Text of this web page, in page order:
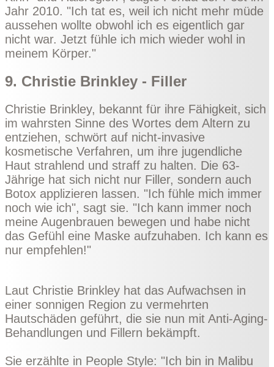
Jahr 2010. "Ich tat es, weil ich nicht mehr müde
aussehen wollte obwohl ich es eigentlich gar
nicht war. Jetzt fühle ich mich wieder wohl in
meinem Körper."
9. Christie Brinkley - Filler
Christie Brinkley, bekannt für ihre Fähigkeit, sich
im wahrsten Sinne des Wortes dem Altern zu
entziehen, schwört auf nicht-invasive
kosmetische Verfahren, um ihre jugendliche
Haut strahlend und straff zu halten. Die 63-
Jährige hat sich nicht nur Filler, sondern auch
Botox applizieren lassen. "Ich fühle mich immer
noch wie ich", sagt sie. "Ich kann immer noch
meine Augenbrauen bewegen und habe nicht
das Gefühl eine Maske aufzuhaben. Ich kann es
nur empfehlen!"
Laut Christie Brinkley hat das Aufwachsen in
einer sonnigen Region zu vermehrten
Hautschäden geführt, die sie nun mit Anti-Aging-
Behandlungen und Fillern bekämpft.
Sie erzählte in People Style: "Ich bin in Malibu